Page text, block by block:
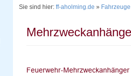
Sie sind hier: ff-aholming.de » Fahrzeuge